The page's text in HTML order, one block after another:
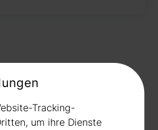
Tracking-
um ihre Dienste